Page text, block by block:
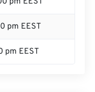
pm EEST
pm EEST